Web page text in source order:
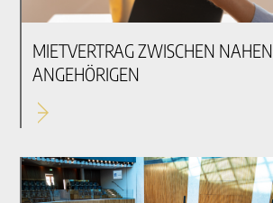
MIETVERTRAG ZWISCHEN NAHEN
ANGEHÖRIGEN